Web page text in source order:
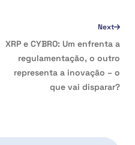
Next
XRP e CYBRO: Um enfrenta a
regulamentação, o outro
representa a inovação – o
que vai disparar?